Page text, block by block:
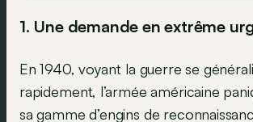
1. Une demande en extrême
En 1940, voyant la guerre se
rapidement, l’armée américaine
sa gamme d’engins de